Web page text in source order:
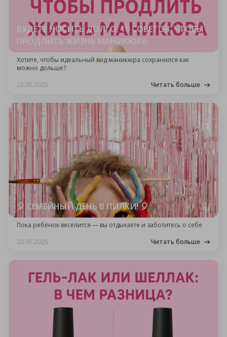
БУДЕТЕ НОСИТЬ ДОЛГО: 10 СОВЕТОВ, ЧТОБЫ
ПРОДЛИТЬ ЖИЗНЬ МАНИКЮРА
Хотите, чтобы идеальный вид маникюра сохранился как
можно дольше?
22.05.2025
Читать больше
🎈 СЕМЕЙНЫЙ ДЕНЬ В ПИЛКИ! 🎈
Пока ребёнок веселится — вы отдыхаете и заботитесь о себе
20.05.2025
Читать больше